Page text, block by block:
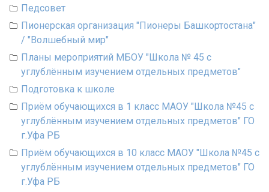
Педсовет
Пионерская организация "Пионеры Башкортостана"
/ "Волшебный мир"
Планы мероприятий МБОУ "Школа № 45 с
углублённым изучением отдельных предметов"
Подготовка к школе
Приём обучающихся в 1 класс МАОУ "Школа №45 с
углублённым изучением отдельных предметов" ГО
г.Уфа РБ
Приём обучающихся в 10 класс МАОУ "Школа №45 с
углублённым изучением отдельных предметов" ГО
г.Уфа РБ